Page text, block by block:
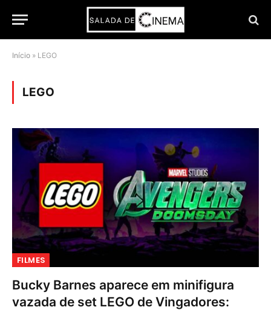
Início » LEGO
LEGO
FILMES
Bucky Barnes aparece em minifigura
vazada de set LEGO de Vingadores: